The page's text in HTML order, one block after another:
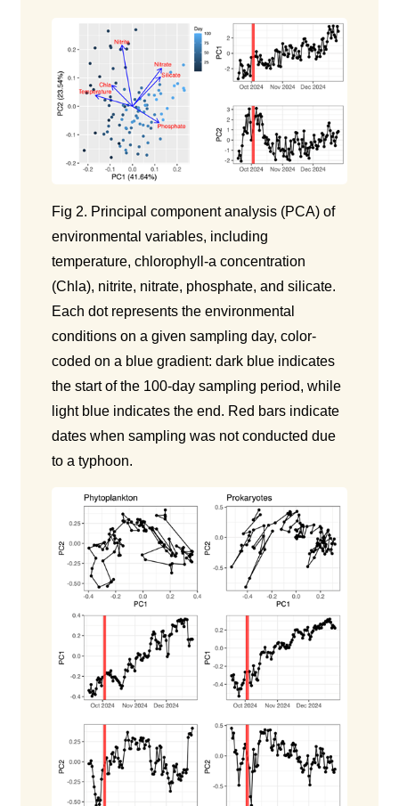
Fig 2. Principal component analysis (PCA) of
environmental variables, including
temperature, chlorophyll-a concentration
(Chla), nitrite, nitrate, phosphate, and silicate.
Each dot represents the environmental
conditions on a given sampling day, color-
coded on a blue gradient: dark blue indicates
the start of the 100-day sampling period, while
light blue indicates the end. Red bars indicate
dates when sampling was not conducted due
to a typhoon.